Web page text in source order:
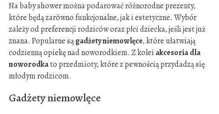
Na baby shower można podarować różnorodne prezenty,
które będą zarówno funkcjonalne, jak i estetyczne. Wybór
zależy od preferencji rodziców oraz płci dziecka, jeśli jest już
znana. Popularne sągadżety niemowlęce, które ułatwiają
codzienną opiekę nad noworodkiem. Z kolei akcesoria dla
noworodkato przedmioty, które z pewnością przydadzą się
młodym rodzicom.
Gadżety niemowlęce